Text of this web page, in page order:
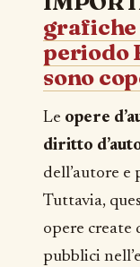
grafiche
periodo
sono
Le opere
diritto
dell’autore e
Tuttavia,
opere
pubblici